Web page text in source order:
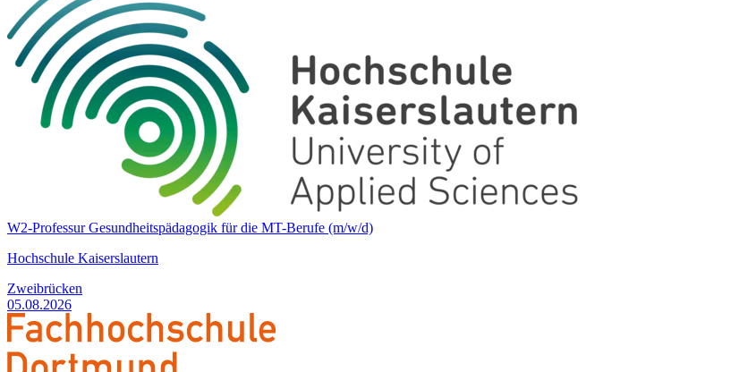
W2-Professur Gesundheitspädagogik für die MT-Berufe (m/w/d)
Hochschule Kaiserslautern
Zweibrücken
05.08.2026